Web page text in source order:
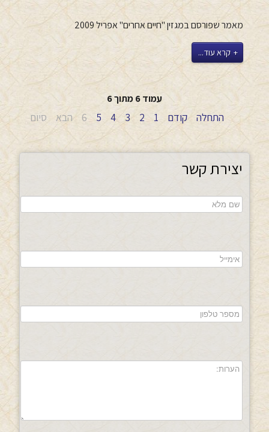
מאמר שפורסם במגזין "חיים אחרים" אפריל 2009
קרא עוד...
עמוד 6 מתוך 6
התחלה קודם 1
2
3
4
5
6 הבא סיום
יצירת קשר